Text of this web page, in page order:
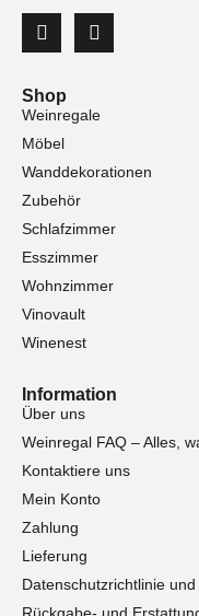
Shop
Weinregale
Möbel
Wanddekorationen
Zubehör
Schlafzimmer
Esszimmer
Wohnzimmer
Vinovault
Winenest
Information
Über uns
Weinregal FAQ – Alles,
Kontaktiere uns
Mein Konto
Zahlung
Lieferung
Datenschutzrichtlinie